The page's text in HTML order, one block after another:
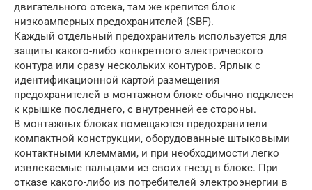
двигательного отсека, там же крепится блок
низкоамперных предохранителей (SBF).
Каждый отдельный предохранитель используется для
защиты какого-либо конкретного электрического
контура или сразу нескольких контуров. Ярлык с
идентификационной картой размещения
предохранителей в монтажном блоке обычно подклеен
к крышке последнего, с внутренней ее стороны.
В монтажных блоках помещаются предохранители
компактной конструкции, оборудованные штыковыми
контактными клеммами, и при необходимости легко
извлекаемые пальцами из своих гнезд в блоке. При
отказе какого-либо из потребителей электроэнергии в